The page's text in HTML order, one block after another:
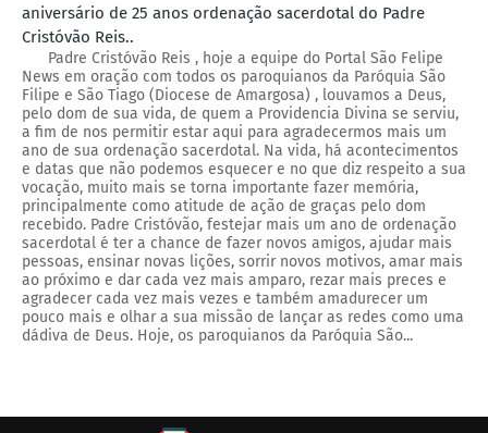
aniversário de 25 anos ordenação sacerdotal do Padre
Cristóvão Reis..
Padre Cristóvão Reis , hoje a equipe do Portal São Felipe
News em oração com todos os paroquianos da Paróquia São
Filipe e São Tiago (Diocese de Amargosa) , louvamos a Deus,
pelo dom de sua vida, de quem a Providencia Divina se serviu,
a fim de nos permitir estar aqui para agradecermos mais um
ano de sua ordenação sacerdotal. Na vida, há acontecimentos
e datas que não podemos esquecer e no que diz respeito a sua
vocação, muito mais se torna importante fazer memória,
principalmente como atitude de ação de graças pelo dom
recebido. Padre Cristóvão, festejar mais um ano de ordenação
sacerdotal é ter a chance de fazer novos amigos, ajudar mais
pessoas, ensinar novas lições, sorrir novos motivos, amar mais
ao próximo e dar cada vez mais amparo, rezar mais preces e
agradecer cada vez mais vezes e também amadurecer um
pouco mais e olhar a sua missão de lançar as redes como uma
dádiva de Deus. Hoje, os paroquianos da Paróquia São...